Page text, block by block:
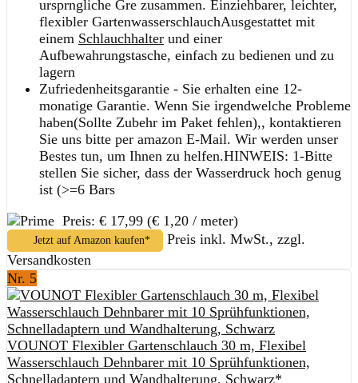
ursprngliche Gre zusammen. Einziehbarer, leichter,
flexibler GartenwasserschlauchAusgestattet mit
einem Schlauchhalter und einer
Aufbewahrungstasche, einfach zu bedienen und zu
lagern
Zufriedenheitsgarantie - Sie erhalten eine 12-
monatige Garantie. Wenn Sie irgendwelche Probleme
haben(Sollte Zubehr im Paket fehlen),, kontaktieren
Sie uns bitte per amazon E-Mail. Wir werden unser
Bestes tun, um Ihnen zu helfen.HINWEIS: 1-Bitte
stellen Sie sicher, dass der Wasserdruck hoch genug
ist (>=6 Bars
Preis: € 17,99 (€ 1,20 / meter)
Jetzt auf Amazon kaufen*
Preis inkl. MwSt., zzgl.
Versandkosten
Nr. 5
VOUNOT Flexibler Gartenschlauch 30 m, Flexibel
Wasserschlauch Dehnbarer mit 10 Sprühfunktionen,
Schnelladaptern und Wandhalterung, Schwarz*